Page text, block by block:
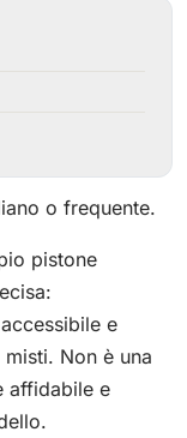
o frequente.
pistone
e
Non è una
affidabile e